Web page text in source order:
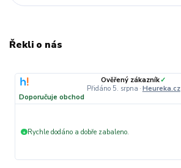
Řekli o nás
Ověřený zákazník✓
Přidáno 5. srpna · Heureka.cz
Doporučuje obchod
+ Rychle dodáno a dobře zabaleno.